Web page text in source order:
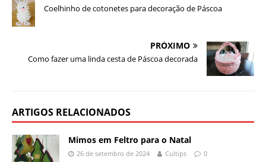
Coelhinho de cotonetes para decoração de Páscoa
PRÓXIMO
Como fazer uma linda cesta de Páscoa decorada
ARTIGOS RELACIONADOS
Mimos em Feltro para o Natal
26 de setembro de 2024 Cultips 0